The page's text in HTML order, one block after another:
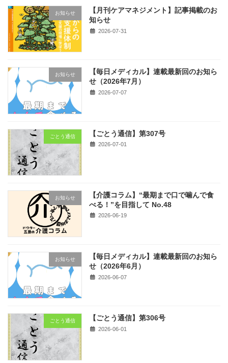
お知らせ
【月刊ケアマネジメント】記事掲載のお
知らせ
2026-07-31
お知らせ
【毎日メディカル】連載最新回のお知ら
せ（2026年7月）
2026-07-07
ごとう通信 【ごとう通信】第307号
2026-07-01
お知らせ
【介護コラム】“最期まで口で噛んで食
べる！”を目指して No.48
2026-06-19
お知らせ
【毎日メディカル】連載最新回のお知ら
せ（2026年6月）
2026-06-07
ごとう通信 【ごとう通信】第306号
2026-06-01